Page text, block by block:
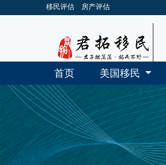
移民评估 房产评估
首页 美国移民